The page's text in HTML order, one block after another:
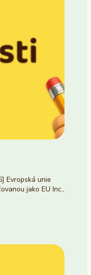
Evropská unie
jako EU Inc.,